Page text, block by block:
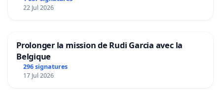
22 Jul 2026
Prolonger la mission de Rudi Garcia avec la
Belgique
296 signatures
17 Jul 2026